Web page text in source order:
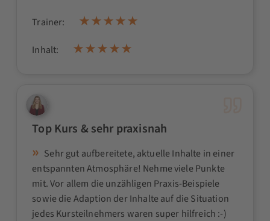
Trainer:
Inhalt:
Top Kurs & sehr praxisnah
Sehr gut aufbereitete, aktuelle Inhalte in einer
entspannten Atmosphäre! Nehme viele Punkte
mit. Vor allem die unzähligen Praxis-Beispiele
sowie die Adaption der Inhalte auf die Situation
jedes Kursteilnehmers waren super hilfreich :-)